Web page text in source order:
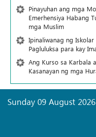
Pinayuhan ang mga
Emerhensiya Habang
mga Muslim
Ipinaliwanag ng Iskolar
Pagluluksa para kay
Ang Kurso sa Karbala
Kasanayan ng mga
Sunday 09 August 2026